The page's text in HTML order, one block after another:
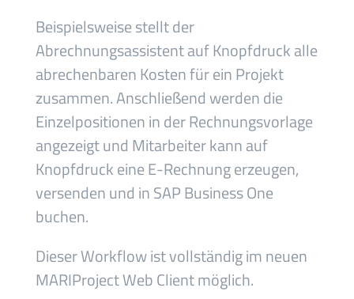
Beispielsweise stellt der
Abrechnungsassistent auf Knopfdruck alle
abrechenbaren Kosten für ein Projekt
zusammen. Anschließend werden die
Einzelpositionen in der Rechnungsvorlage
angezeigt und Mitarbeiter kann auf
Knopfdruck eine E-Rechnung erzeugen,
versenden und in SAP Business One
buchen.
Dieser Workflow ist vollständig im neuen
MARIProject Web Client möglich.